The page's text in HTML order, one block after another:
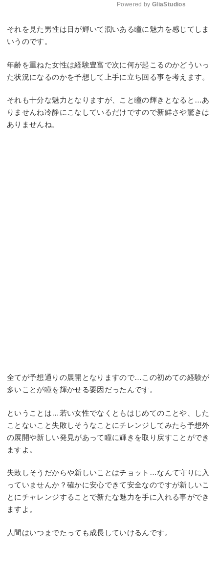
Powered by GliaStudios
それを見た男性は目が輝いて潤いある瞳に魅力を感じてしま
いうのです。
年齢を重ねた女性は経験豊富で次に何が起こるのかどういっ
た状況になるのかを予想して上手に立ち回る事を考えます。
それも十分な魅力となりますが、こと瞳の輝きとなると…あ
りませんね冷静にこなしているだけですので新鮮さや驚きは
ありませんね。
全てが予想通りの展開となりますので…この初めての経験が
多いことが瞳を輝かせる要因だったんです。
ということは…若い女性でなくともはじめてのことや、した
ことないこと失敗しそうなことにチレンジしてみたら予想外
の展開や新しい発見があって瞳に輝きを取り戻すことができ
ますよ。
失敗しそうだからや新しいことはチョット…なんて守りに入
っていませんか？確かに安心できて安全なのですが新しいこ
とにチャレンジすることで新たな魅力を手に入れる事ができ
ますよ。
人間はいつまでたっても成長していけるんです。